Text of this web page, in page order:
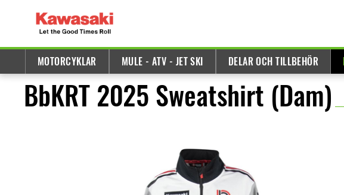
MOTORCYKLAR MULE - ATV - JET SKI DELAR OCH TILLBEHÖR
BbKRT 2025 Sweatshirt (Dam)